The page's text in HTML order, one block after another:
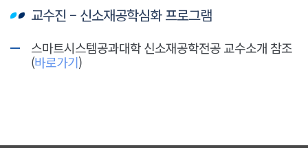
교수진 – 신소재공학심화 프로그램
스마트시스템공과대학 신소재공학전공 교수소개 참조
(바로가기)